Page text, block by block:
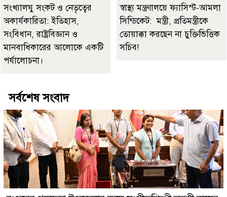
সংখ্যালঘু সংকট ও নেতৃত্বের
অকার্যকারিতা: ইতিহাস,
সংবিধান, রাষ্ট্রবিজ্ঞান ও
মানবাধিকারের আলোকে একটি
পর্যালোচনা।
স্বাস্থ্য মন্ত্রণালয়ে ফ্যাসিস্ট-আমলা
সিন্ডিকেট: মন্ত্রী, প্রতিমন্ত্রীকে
তোয়াক্কা করছেন না চুক্তিভিত্তিক
সচিব!
সর্বশেষ সংবাদ